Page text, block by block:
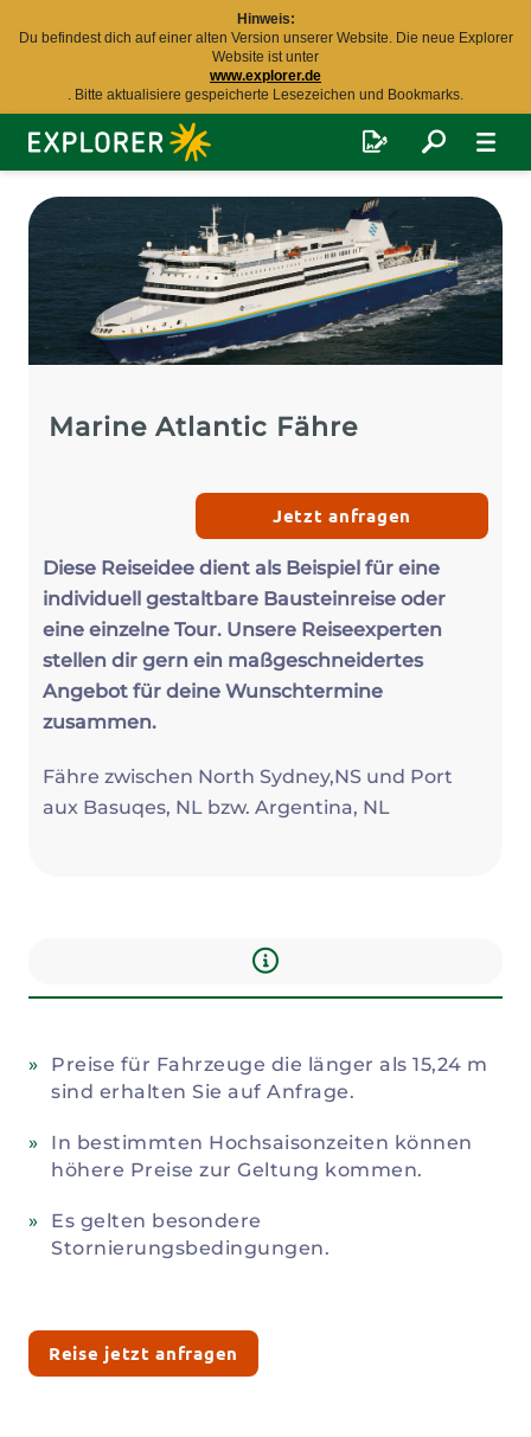
Hinweis:
Du befindest dich auf einer alten Version unserer Website. Die neue Explorer
Website ist unter
www.explorer.de
. Bitte aktualisiere gespeicherte Lesezeichen und Bookmarks.
Explorer
Fernreisen
Marine Atlantic Fähre
Jetzt anfragen
Diese Reiseidee dient als Beispiel für eine
individuell gestaltbare Bausteinreise oder
eine einzelne Tour. Unsere Reiseexperten
stellen dir gern ein maßgeschneidertes
Angebot für deine Wunschtermine
zusammen.
Fähre zwischen North Sydney,NS und Port
aux Basuqes, NL bzw. Argentina, NL
Preise für Fahrzeuge die länger als 15,24 m
sind erhalten Sie auf Anfrage.
In bestimmten Hochsaisonzeiten können
höhere Preise zur Geltung kommen.
Es gelten besondere
Stornierungsbedingungen.
Reise jetzt anfragen